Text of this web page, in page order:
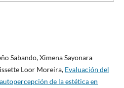
Sabando, Ximena Sayonara
Loor Moreira, Evaluación del
de la estética en